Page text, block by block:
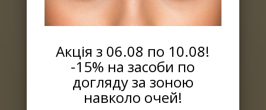
Акція з 06.08 по 10.08!
-15% на засоби по
догляду за зоною
навколо очей!